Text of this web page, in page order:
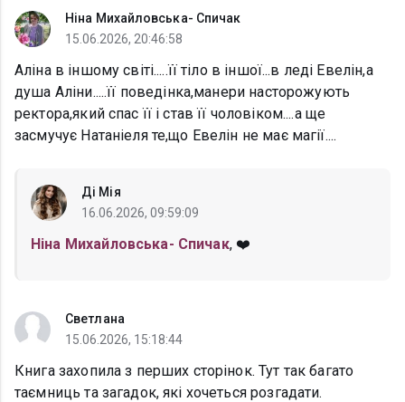
Ніна Михайловська- Спичак
15.06.2026, 20:46:58
Аліна в іншому світі.....її тіло в іншої...в леді Евелін,а
душа Аліни.....її поведінка,манери насторожують
ректора,який спас її і став її чоловіком....а ще
засмучує Натаніеля те,що Евелін не має магії....
Ді Мія
16.06.2026, 09:59:09
Ніна Михайловська- Спичак, ❤️
Светлана
15.06.2026, 15:18:44
Книга захопила з перших сторінок. Тут так багато
таємниць та загадок, які хочеться розгадати.